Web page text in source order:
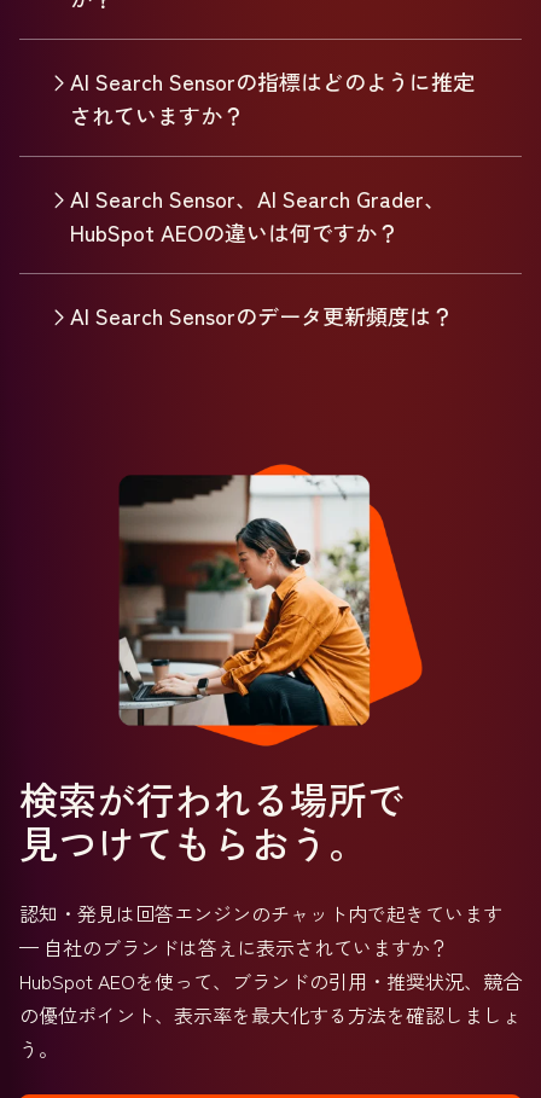
AI Search Sensorの指標はどのように推定
されていますか？
AI Search Sensor、AI Search Grader、
HubSpot AEOの違いは何ですか？
AI Search Sensorのデータ更新頻度は？
検索が行われる場所で
見つけてもらおう。
認知・発見は回答エンジンのチャット内で起きています
— 自社のブランドは答えに表示されていますか？
HubSpot AEOを使って、ブランドの引用・推奨状況、競合
の優位ポイント、表示率を最大化する方法を確認しましょ
う。